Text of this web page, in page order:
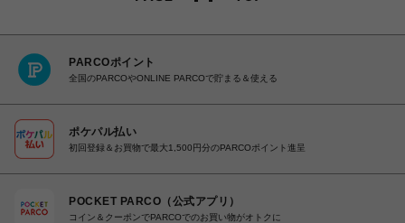
PARCOポイント
全国のPARCOやONLINE PARCOで貯まる＆使える
ポケパル払い
初回登録＆お買物で最大1,500円分のPARCOポイント進呈
POCKET PARCO（公式アプリ）
コイン＆クーポンでPARCOでのお買い物がオトクに